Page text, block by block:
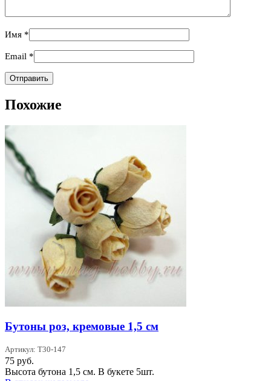
Имя *
Email *
Похожие
Бутоны роз, кремовые 1,5 см
Артикул: T30-147
75 руб.
Высота бутона 1,5 см. В букете 5шт.